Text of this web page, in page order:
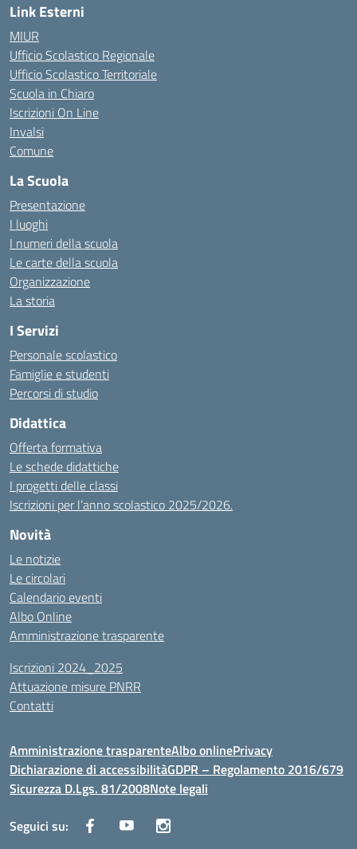
Link Esterni
MIUR
Ufficio Scolastico Regionale
Ufficio Scolastico Territoriale
Scuola in Chiaro
Iscrizioni On Line
Invalsi
Comune
La Scuola
Presentazione
I luoghi
I numeri della scuola
Le carte della scuola
Organizzazione
La storia
I Servizi
Personale scolastico
Famiglie e studenti
Percorsi di studio
Didattica
Offerta formativa
Le schede didattiche
I progetti delle classi
Iscrizioni per l’anno scolastico 2025/2026.
Novità
Le notizie
Le circolari
Calendario eventi
Albo Online
Amministrazione trasparente
Iscrizioni 2024_2025
Attuazione misure PNRR
Contatti
Amministrazione trasparenteAlbo onlinePrivacy
Dichiarazione di accessibilitàGDPR – Regolamento 2016/679
Sicurezza D.Lgs. 81/2008Note legali
Seguici su: